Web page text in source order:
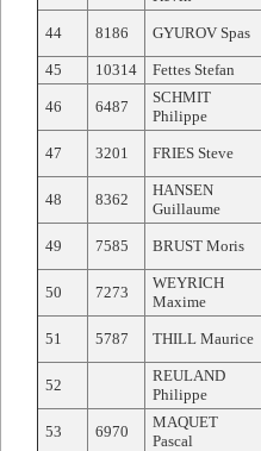
44 8186 GYUROV Spas
45
10314 Fettes Stefan
46 6487
SCHMIT
Philippe
47 3201 FRIES Steve
48 8362
HANSEN
Guillaume
49 7585 BRUST Moris
50 7273
WEYRICH
Maxime
51 5787 THILL Maurice
52
REULAND
Philippe
53 6970
MAQUET
Pascal